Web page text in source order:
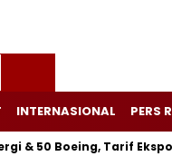
INTERNASIONAL PERS
50 Boeing, Tarif Ekspor